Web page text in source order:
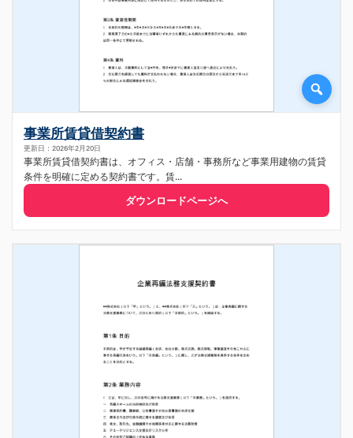
事業所賃貸借契約書
更新日：2026年2月20日
事業所賃貸借契約書は、オフィス・店舗・事務所など事業用建物の賃貸
条件を明確に定める契約書です。賃...
ダウンロードページへ